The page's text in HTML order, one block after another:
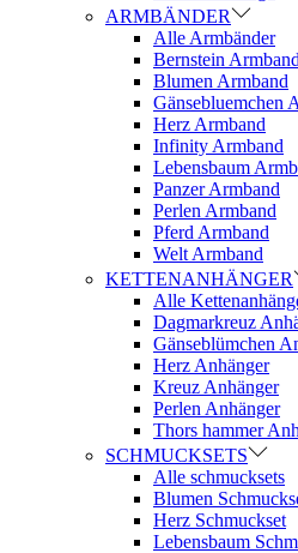
ARMBÄNDER
Alle Armbänder
Bernstein Armband
Blumen Armband
Gänsebluemchen
Herz Armband
Infinity Armband
Lebensbaum
Panzer Armband
Perlen Armband
Pferd Armband
Welt Armband
KETTENANHÄNGER
Alle
Dagmarkreuz
Gänseblümchen
Herz Anhänger
Kreuz Anhänger
Perlen Anhänger
Thors hammer
SCHMUCKSETS
Alle schmucksets
Blumen
Herz Schmuckset
Lebensbaum